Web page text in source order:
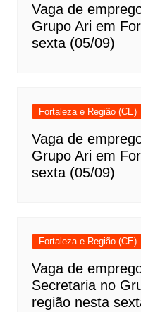
Vaga de
Grupo Ari em
sexta (05/09)
Fortaleza e Região (CE)
Vaga de
Grupo Ari em
sexta (05/09)
Fortaleza e Região (CE)
Vaga de
Secretaria no
região nesta